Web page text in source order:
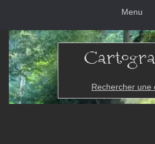
Menu
Rechercher une